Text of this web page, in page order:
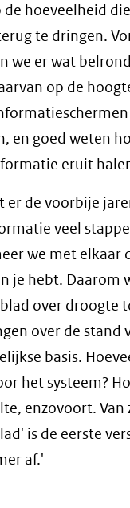
hoeveelheid
te dringen.
we er wat
op de
en goed weten
eruit
er de voorbije
veel
we met elkaar
je hebt. Daarom
over droogte
over de stand
basis.
het systeem?
enzovoort. Van
is de eerste
af.'